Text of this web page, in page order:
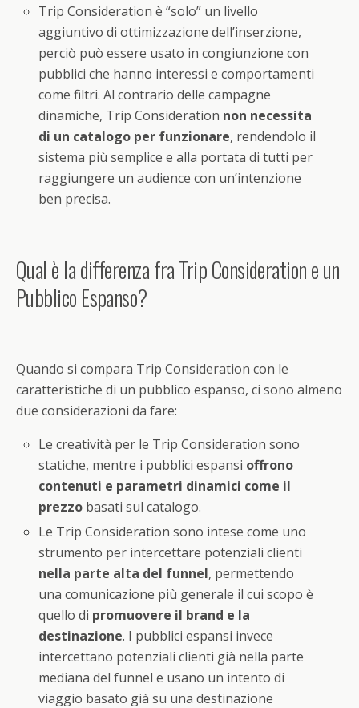
Trip Consideration è “solo” un livello
aggiuntivo di ottimizzazione dell’inserzione,
perciò può essere usato in congiunzione con
pubblici che hanno interessi e comportamenti
come filtri. Al contrario delle campagne
dinamiche, Trip Consideration non necessita
di un catalogo per funzionare, rendendolo il
sistema più semplice e alla portata di tutti per
raggiungere un audience con un’intenzione
ben precisa.
Qual è la differenza fra Trip Consideration e un
Pubblico Espanso?
Quando si compara Trip Consideration con le
caratteristiche di un pubblico espanso, ci sono almeno
due considerazioni da fare:
Le creatività per le Trip Consideration sono
statiche, mentre i pubblici espansi offrono
contenuti e parametri dinamici come il
prezzo basati sul catalogo.
Le Trip Consideration sono intese come uno
strumento per intercettare potenziali clienti
nella parte alta del funnel, permettendo
una comunicazione più generale il cui scopo è
quello di promuovere il brand e la
destinazione. I pubblici espansi invece
intercettano potenziali clienti già nella parte
mediana del funnel e usano un intento di
viaggio basato già su una destinazione